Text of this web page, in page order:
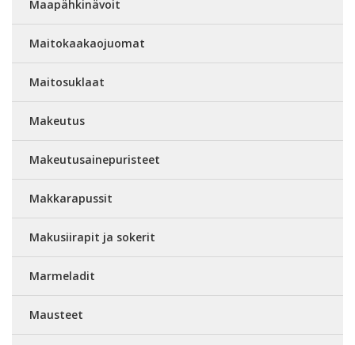
Maapähkinävoit
Maitokaakaojuomat
Maitosuklaat
Makeutus
Makeutusainepuristeet
Makkarapussit
Makusiirapit ja sokerit
Marmeladit
Mausteet